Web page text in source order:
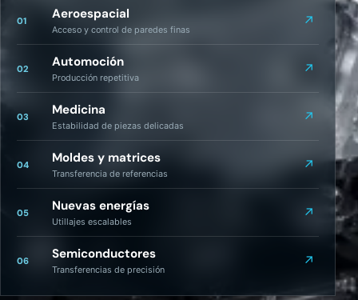
01 Aeroespacial
Acceso y control de paredes finas
↗
02 Automoción
Producción repetitiva
↗
03 Medicina
Estabilidad de piezas delicadas
↗
04 Moldes y matrices
Transferencia de referencias
↗
05 Nuevas energías
Utillajes escalables
↗
06 Semiconductores
Transferencias de precisión
↗